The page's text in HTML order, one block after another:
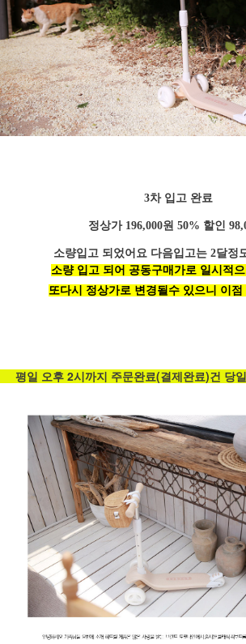
3차 입고 완료
정상가 196,000원 50% 할인
소량입고 되었어요 다음입고는 2달정
소량 입고 되어 공동구매가로 일시적
또다시 정상가로 변경될수 있으니 이
평일 오후 2시까지 주문완료(결제완료)건 당